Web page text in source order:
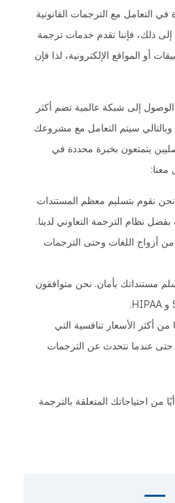
في التعامل مع الترجمات القانونية
إلى ذلك، فإننا نقدم خدمات ترجمة
أو المواقع الإلكترونية، لذا فإن
إلى شبكة عالمية تضم أكثر
وبالتالي سيتم التعامل مع مشروعك
يتمتعون بخبرة محددة في
معنا:
نحن نقوم بتسليم معظم المستندات
أزواج اللغات وحتى الترجمات
مستنداتك بأمان. نحن متوافقون
أكثر الأسعار تنافسية التي
حتى عندما نتحدث عن الترجمات
من احتياجاتك المتعلقة بالترجمة